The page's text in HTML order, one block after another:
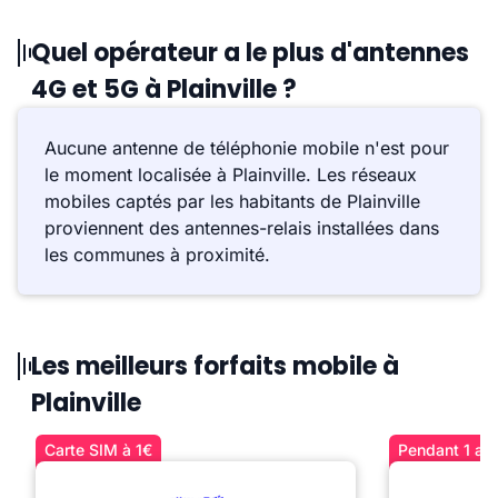
Quel opérateur a le plus d'antennes
4G et 5G à Plainville ?
Aucune antenne de téléphonie mobile n'est pour
le moment localisée à Plainville. Les réseaux
mobiles captés par les habitants de Plainville
proviennent des antennes-relais installées dans
les communes à proximité.
Les meilleurs forfaits mobile à
Plainville
Carte SIM à 1€ Pendant 1